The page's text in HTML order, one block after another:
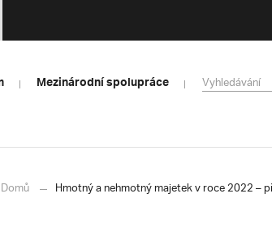
Mezinárodní spolupráce
Domů Hmotný a nehmotný majetek v roce 2022